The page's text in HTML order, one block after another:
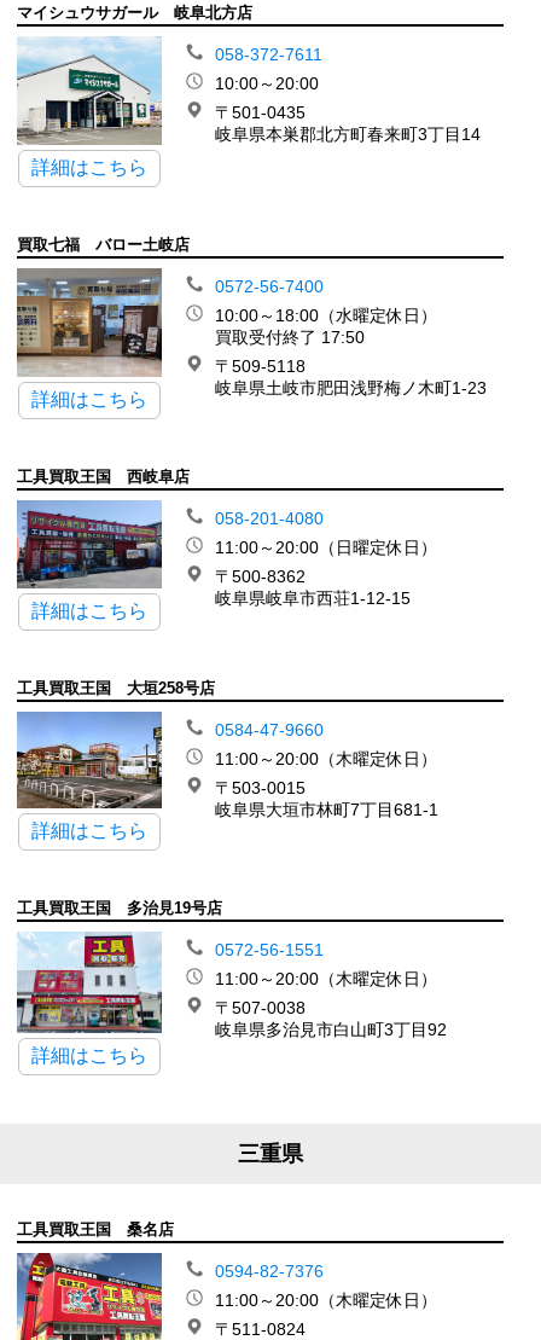
マイシュウサガール 岐阜北方店
詳細はこちら
058-372-7611
10:00～20:00
〒501-0435
岐阜県本巣郡北方町春来町3丁目14
買取七福 バロー土岐店
詳細はこちら
0572-56-7400
10:00～18:00（水曜定休日）
買取受付終了 17:50
〒509-5118
岐阜県土岐市肥田浅野梅ノ木町1-23
工具買取王国 西岐阜店
詳細はこちら
058-201-4080
11:00～20:00（日曜定休日）
〒500-8362
岐阜県岐阜市西荘1-12-15
工具買取王国 大垣258号店
詳細はこちら
0584-47-9660
11:00～20:00（木曜定休日）
〒503-0015
岐阜県大垣市林町7丁目681-1
工具買取王国 多治見19号店
詳細はこちら
0572-56-1551
11:00～20:00（木曜定休日）
〒507-0038
岐阜県多治見市白山町3丁目92
三重県
工具買取王国 桑名店
0594-82-7376
11:00～20:00（木曜定休日）
〒511-0824